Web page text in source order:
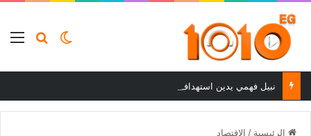
بحثالوضع
الرئيسية / الاقتصاد